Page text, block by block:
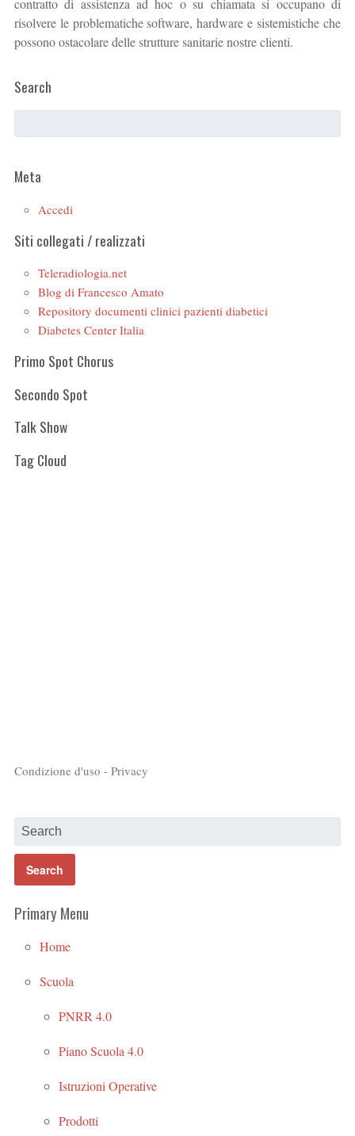
contratto di assistenza ad hoc o su chiamata si occupano di
risolvere le problematiche software, hardware e sistemistiche che
possono ostacolare delle strutture sanitarie nostre clienti.
Search
Meta
Accedi
Siti collegati / realizzati
Teleradiologia.net
Blog di Francesco Amato
Repository documenti clinici pazienti diabetici
Diabetes Center Italia
Primo Spot Chorus
Secondo Spot
Talk Show
Tag Cloud
Condizione d'uso - Privacy
Primary Menu
Home
Scuola
PNRR 4.0
Piano Scuola 4.0
Istruzioni Operative
Prodotti